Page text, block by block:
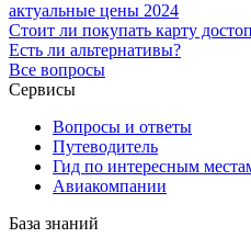
актуальные цены 2024
Стоит ли покупать карту
Есть ли альтернативы?
Все вопросы
Сервисы
Вопросы и ответы
Путеводитель
Гид по интересным
Авиакомпании
База знаний